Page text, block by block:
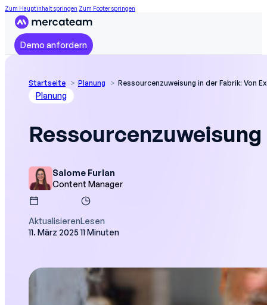
Zum Hauptinhalt springen Zum Footer springen
Demo anfordern
Startseite Planung Ressourcenzuweisung in der Fabrik: Von
Planung
Salome Furlan
Content Manager
Aktualisieren
11. März 2025
Lesen
11 Minuten